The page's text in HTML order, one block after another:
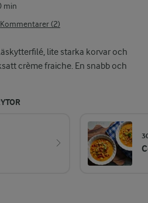
min
Kommentarer (2)
lite starka korvar och
crème fraiche. En snabb och